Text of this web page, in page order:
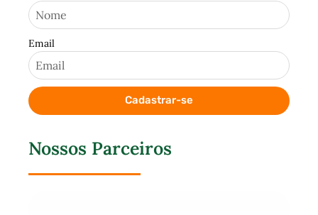
Email
Cadastrar-se
Nossos Parceiros